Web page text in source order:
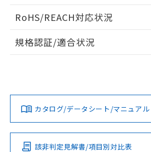
負荷電流-周囲温度定格
RoHS/REACH対応状況
EU RoHS 注意事項・凡例
対応済み
中国 RoHS 注意事項・凡例
規格認証/適合状況
LR型式承認
（イギリス
船舶規格）
DNV型式承認
（ノルウェー
船舶規格）
BV
（フ
カタログ/データシート/マニュアル
該非判定見解書/項目別対比表
※当社の共同利用者とは、"
の共同利用に関して"
指します。
51物質の非含有証明書（当社基準
※本証明書は発行日時点で非含有
るもので、過去に遡って非含有を
ものではありません。
また、RoHS指令のフタル酸エ
既に当社にて対応品への在庫切
していることから、特段のことが